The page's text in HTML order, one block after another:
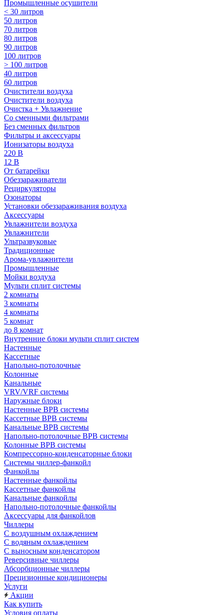
Промышленные осушители
< 30 литров
50 литров
70 литров
80 литров
90 литров
100 литров
> 100 литров
40 литров
60 литров
Очистители воздуха
Очистители воздуха
Очистка + Увлажнение
Cо сменными фильтрами
Без сменных фильтров
Фильтры и аксессуары
Ионизаторы воздуха
220 В
12 В
От батарейки
Обеззараживатели
Рециркуляторы
Озонаторы
Установки обеззараживания воздуха
Аксессуары
Увлажнители воздуха
Увлажнители
Ультразвуковые
Традиционные
Арома-увлажнители
Промышленные
Мойки воздуха
Мульти сплит системы
2 комнаты
3 комнаты
4 комнаты
5 комнат
до 8 комнат
Внутренние блоки мульти сплит систем
Настенные
Кассетные
Напольно-потолочные
Колонные
Канальные
VRV/VRF системы
Наружные блоки
Настенные ВРВ системы
Кассетные ВРВ системы
Канальные ВРВ системы
Напольно-потолочные ВРВ системы
Колонные ВРВ системы
Компрессорно-конденсаторные блоки
Системы чиллер-фанкойл
Фанкойлы
Настенные фанкойлы
Кассетные фанкойлы
Канальные фанкойлы
Напольно-потолочные фанкойлы
Аксессуары для фанкойлов
Чиллеры
С воздушным охлаждением
С водяным охлаждением
С выносным конденсатором
Реверсивные чиллеры
Абсорбционные чиллеры
Прецизионные кондиционеры
Услуги
Акции
Как купить
Условия оплаты